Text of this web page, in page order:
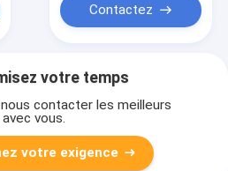
Contactez
votre temps
contacter les meilleurs
vous.
votre exigence